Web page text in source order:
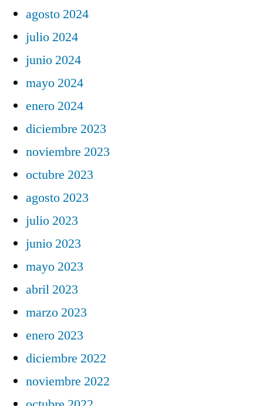
agosto 2024
julio 2024
junio 2024
mayo 2024
enero 2024
diciembre 2023
noviembre 2023
octubre 2023
agosto 2023
julio 2023
junio 2023
mayo 2023
abril 2023
marzo 2023
enero 2023
diciembre 2022
noviembre 2022